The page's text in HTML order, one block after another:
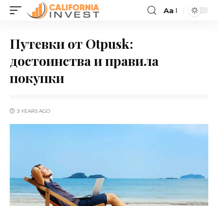
Aa
Путевки от Otpusk:
достоинства и правила
покупки
3 YEARS AGO